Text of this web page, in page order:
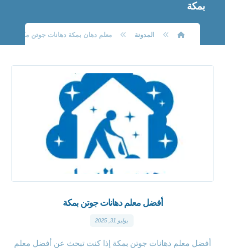
بمكة
المدونة معلم دهان بمكة دهانات جوتن مكة
أفضل معلم دهانات جوتن بمكة
يوليو 31, 2025
أفضل معلم دهانات جوتن بمكة إذا كنت تبحث عن أفضل معلم